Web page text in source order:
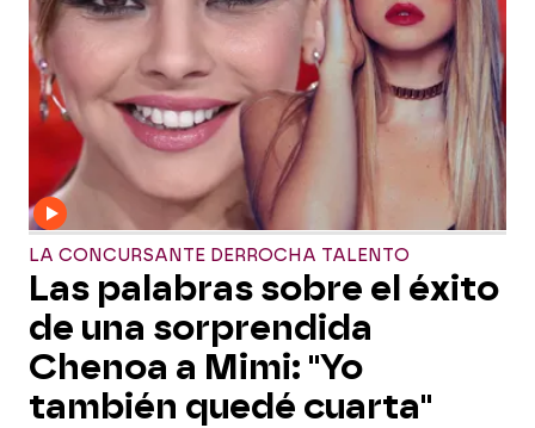
LA CONCURSANTE DERROCHA TALENTO
Las palabras sobre el éxito
de una sorprendida
Chenoa a Mimi: "Yo
también quedé cuarta"